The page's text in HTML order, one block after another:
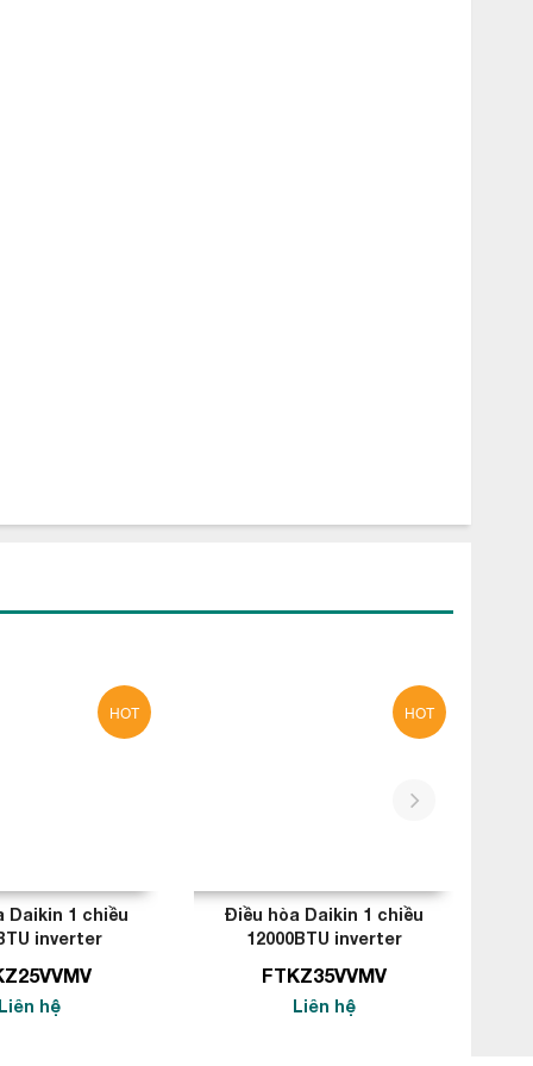
HOT
Daikin 1 chiều
inverter
Liên hệ
HOT
Điều hòa Daikin 1 chiều
12000BTU inverter
FTKZ35VVMV
Liên hệ